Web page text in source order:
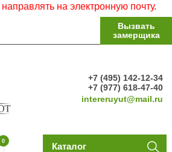
на электронную почту.
Вызвать
замерщика
+7 (495) 142-12-34
+7 (977) 618-47-40
intereruyut@mail.ru
0 Каталог